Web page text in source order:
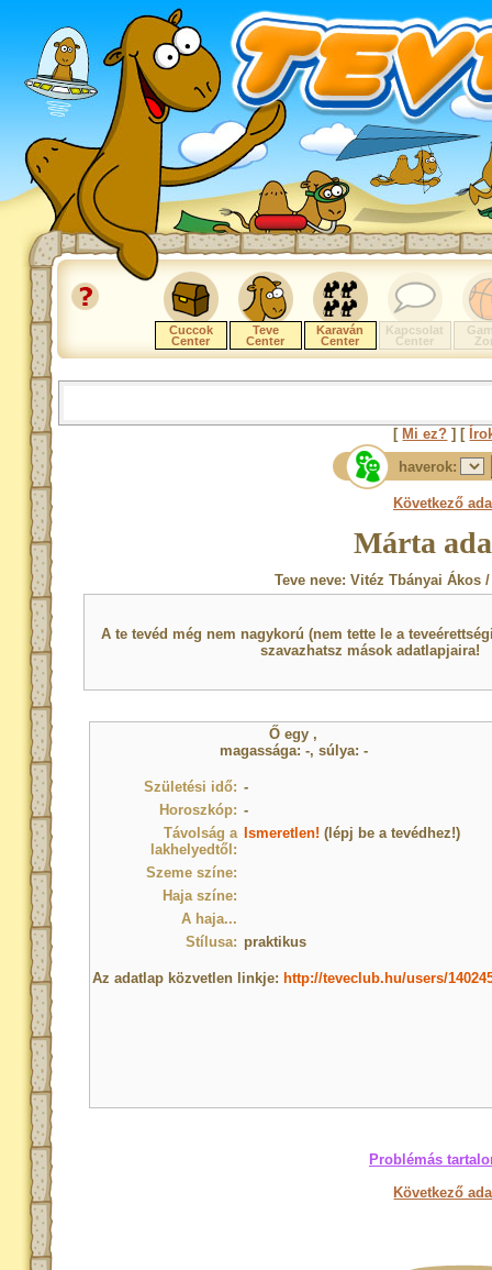
Cuccok
Center
Teve
Center
Karaván
Center
Kapcsolat
Center
[ Mi ez? ] [
haverok:
Következő
Márta
Teve neve: Vitéz Tbányai Ákos
A te tevéd még nem nagykorú (nem tette le a
szavazhatsz mások adatlapjaira!
Ő egy ,
magassága: -, súlya: -
Születési idő: -
Horoszkóp: -
Távolság a
lakhelyedtől:
Ismeretlen! (lépj be a tevédhez!)
Szeme színe:
Haja színe:
A haja...
Stílusa: praktikus
Az adatlap közvetlen linkje: http://teveclub.hu/users/
Problémás
Következő